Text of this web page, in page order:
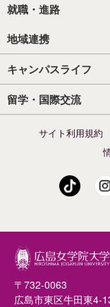
就職・進路
地域連携
キャンパスライフ
留学・国際交流
サイト利用規約
〒732-0063
広島市東区牛田東4-